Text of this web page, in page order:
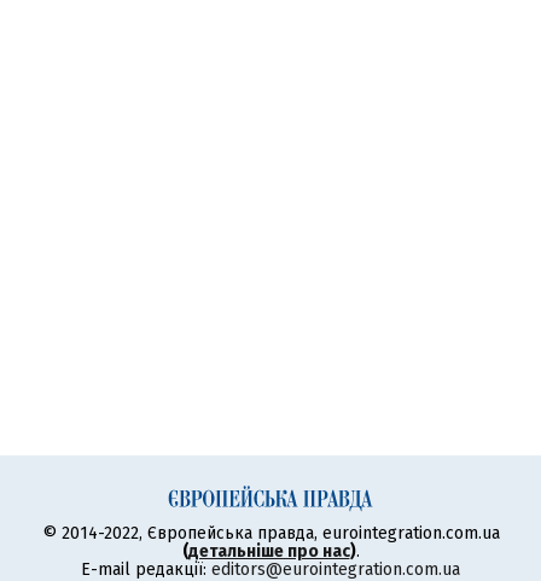
© 2014-2022, Європейська правда, eurointegration.com.ua
(детальніше про нас).
E-mail редакції: editors@eurointegration.com.ua